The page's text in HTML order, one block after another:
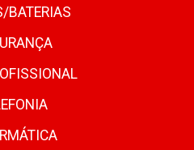
BATERIAS